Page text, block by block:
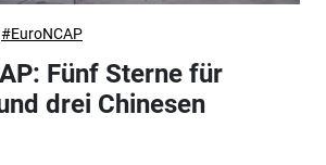
#EuroNCAP
Fünf Sterne für
drei Chinesen